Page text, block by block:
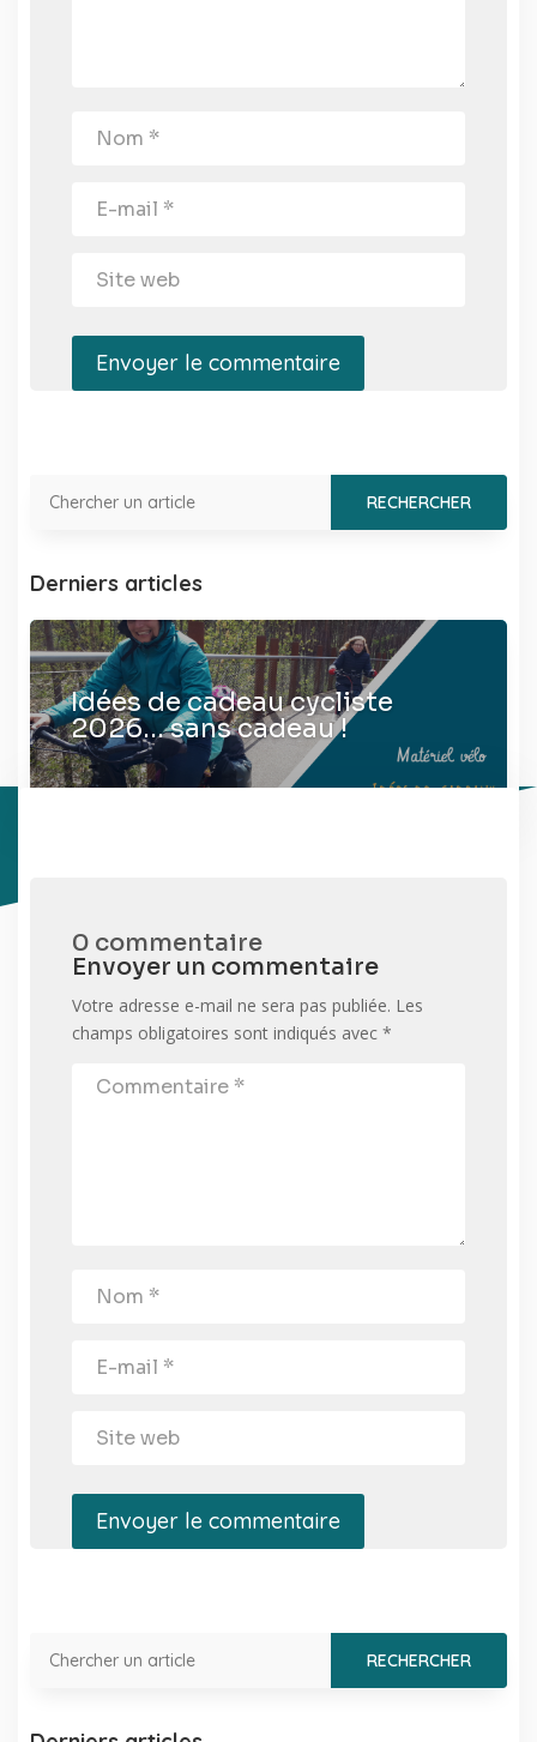
Envoyer le commentaire
Derniers articles
Idées de cadeau cycliste
2026… sans cadeau !
0 commentaire
Envoyer un commentaire
Votre adresse e-mail ne sera pas publiée. Les
champs obligatoires sont indiqués avec *
Envoyer le commentaire